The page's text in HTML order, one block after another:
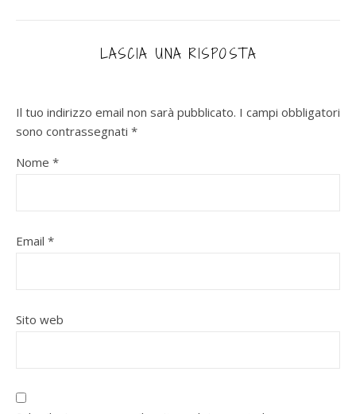
LASCIA UNA RISPOSTA
Il tuo indirizzo email non sarà pubblicato. I campi obbligatori
sono contrassegnati *
Nome *
Email *
Sito web